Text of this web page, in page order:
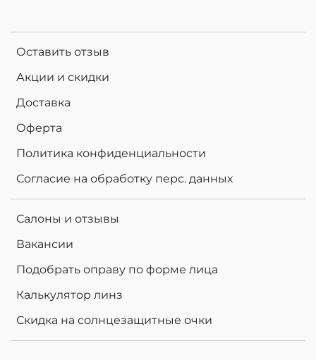
Оставить отзыв
Акции и скидки
Доставка
Оферта
Политика конфиденциальности
Согласие на обработку перс. данных
Салоны и отзывы
Вакансии
Подобрать оправу по форме лица
Калькулятор линз
Скидка на солнцезащитные очки